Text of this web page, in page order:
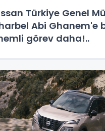
Türkiye Genel
Abi Ghanem'e
görev daha!..